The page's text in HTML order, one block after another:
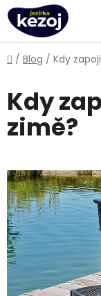
Přejít
na
obsah
Domů
/ Blog / Kdy
Kdy
zimě?